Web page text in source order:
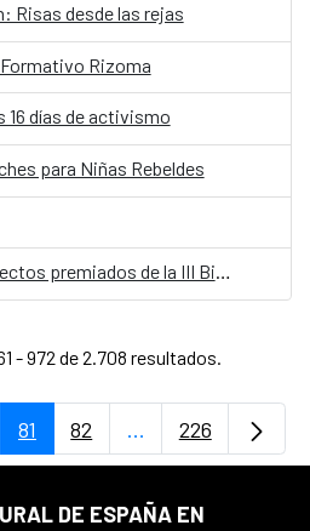
Risas desde las rejas
Rizoma
16 días de activismo
para Niñas Rebeldes
Exposición de los proyectos premiados de la III Bienal de Arquitectura y Organismo
- 972 de 2.708 resultados.
Use TAB para
Página
81 Página
82 ...PáginasPágina
226
DE ESPAÑA EN